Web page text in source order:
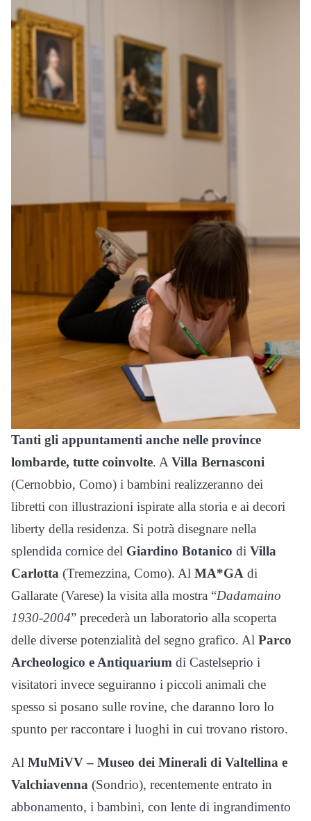
Tanti gli appuntamenti anche nelle province
lombarde, tutte coinvolte. A Villa Bernasconi
(Cernobbio, Como) i bambini realizzeranno dei
libretti con illustrazioni ispirate alla storia e ai decori
liberty della residenza. Si potrà disegnare nella
splendida cornice del Giardino Botanico di Villa
Carlotta (Tremezzina, Como). Al MA*GA di
Gallarate (Varese) la visita alla mostra “Dadamaino
1930-2004” precederà un laboratorio alla scoperta
delle diverse potenzialità del segno grafico. Al Parco
Archeologico e Antiquarium di Castelseprio i
visitatori invece seguiranno i piccoli animali che
spesso si posano sulle rovine, che daranno loro lo
spunto per raccontare i luoghi in cui trovano ristoro.
Al MuMiVV – Museo dei Minerali di Valtellina e
Valchiavenna (Sondrio), recentemente entrato in
abbonamento, i bambini, con lente di ingrandimento